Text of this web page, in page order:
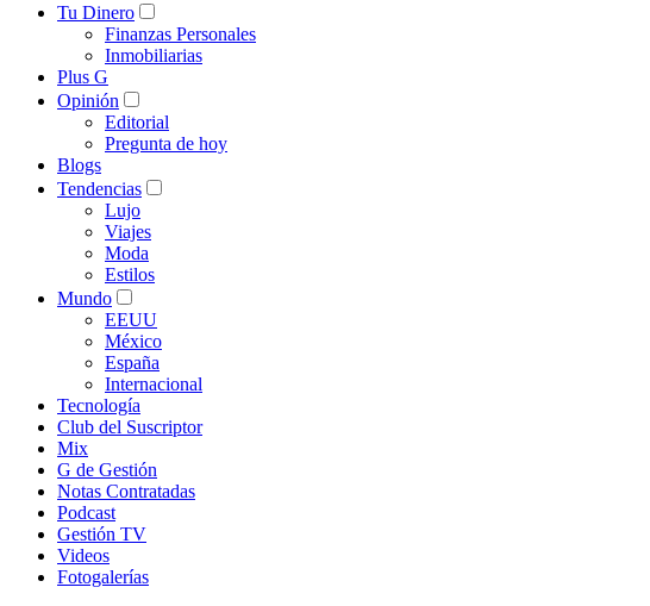
Tu Dinero
Finanzas Personales
Inmobiliarias
Plus G
Opinión
Editorial
Pregunta de hoy
Blogs
Tendencias
Lujo
Viajes
Moda
Estilos
Mundo
EEUU
México
España
Internacional
Tecnología
Club del Suscriptor
Mix
G de Gestión
Notas Contratadas
Podcast
Gestión TV
Videos
Fotogalerías